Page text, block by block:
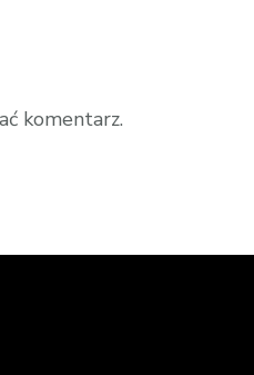
komentarz.